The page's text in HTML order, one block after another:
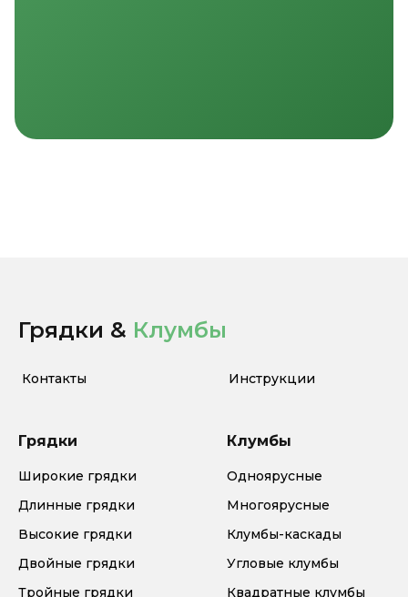
Грядки & Клумбы
Контакты Инструкции
Грядки
Широкие грядки
Длинные грядки
Высокие грядки
Двойные грядки
Тройные грядки
Клумбы
Одноярусные
Многоярусные
Клумбы-каскады
Угловые клумбы
Квадратные клумбы